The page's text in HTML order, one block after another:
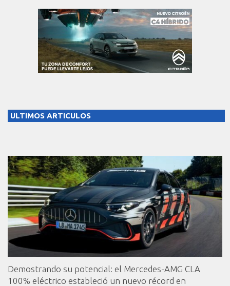
ULTIMOS ARTICULOS
Demostrando su potencial: el Mercedes-AMG CLA
100% eléctrico estableció un nuevo récord en